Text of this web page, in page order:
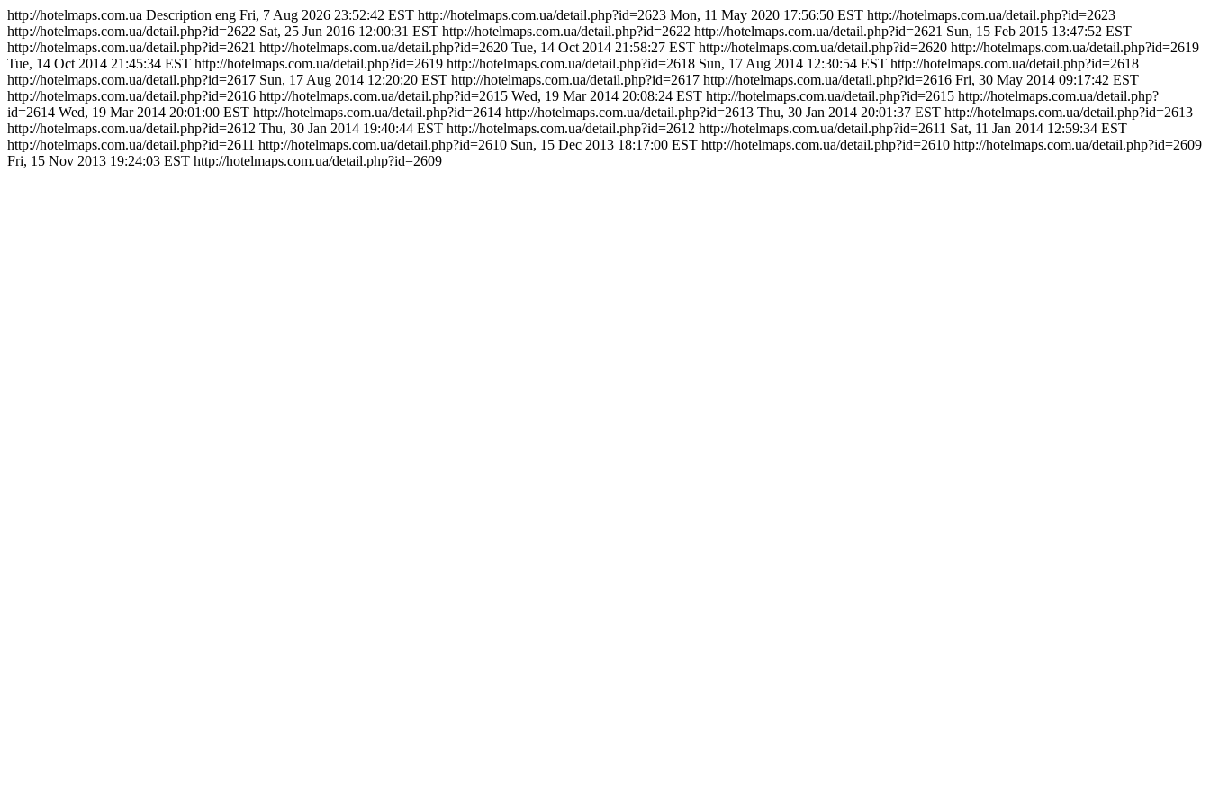
http://hotelmaps.com.ua Description eng Fri, 7 Aug 2026 23:52:42 EST http://hotelmaps.com.ua/detail.php?id=2623 Mon, 11 May 2020 17:56:50 EST http://hotelmaps.com.ua/detail.php?id=2623
http://hotelmaps.com.ua/detail.php?id=2622 Sat, 25 Jun 2016 12:00:31 EST http://hotelmaps.com.ua/detail.php?id=2622 http://hotelmaps.com.ua/detail.php?id=2621 Sun, 15 Feb 2015 13:47:52 EST
http://hotelmaps.com.ua/detail.php?id=2621 http://hotelmaps.com.ua/detail.php?id=2620 Tue, 14 Oct 2014 21:58:27 EST http://hotelmaps.com.ua/detail.php?id=2620 http://hotelmaps.com.ua/detail.php?id=2619
Tue, 14 Oct 2014 21:45:34 EST http://hotelmaps.com.ua/detail.php?id=2619 http://hotelmaps.com.ua/detail.php?id=2618 Sun, 17 Aug 2014 12:30:54 EST http://hotelmaps.com.ua/detail.php?id=2618
http://hotelmaps.com.ua/detail.php?id=2617 Sun, 17 Aug 2014 12:20:20 EST http://hotelmaps.com.ua/detail.php?id=2617 http://hotelmaps.com.ua/detail.php?id=2616 Fri, 30 May 2014 09:17:42 EST
http://hotelmaps.com.ua/detail.php?id=2616 http://hotelmaps.com.ua/detail.php?id=2615 Wed, 19 Mar 2014 20:08:24 EST http://hotelmaps.com.ua/detail.php?id=2615 http://hotelmaps.com.ua/detail.php?
id=2614 Wed, 19 Mar 2014 20:01:00 EST http://hotelmaps.com.ua/detail.php?id=2614 http://hotelmaps.com.ua/detail.php?id=2613 Thu, 30 Jan 2014 20:01:37 EST http://hotelmaps.com.ua/detail.php?id=2613
http://hotelmaps.com.ua/detail.php?id=2612 Thu, 30 Jan 2014 19:40:44 EST http://hotelmaps.com.ua/detail.php?id=2612 http://hotelmaps.com.ua/detail.php?id=2611 Sat, 11 Jan 2014 12:59:34 EST
http://hotelmaps.com.ua/detail.php?id=2611 http://hotelmaps.com.ua/detail.php?id=2610 Sun, 15 Dec 2013 18:17:00 EST http://hotelmaps.com.ua/detail.php?id=2610 http://hotelmaps.com.ua/detail.php?id=2609
Fri, 15 Nov 2013 19:24:03 EST http://hotelmaps.com.ua/detail.php?id=2609